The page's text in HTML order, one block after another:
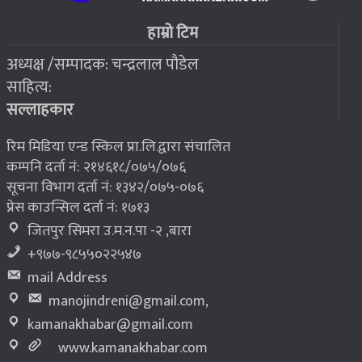
फोरम सुनसरीको अध्यक्षमा खत्वे विजयी
२०७६ बैशाख १३, शुक्रबार
८ भूकम्प पीडितलाई घर निर्माण गर्न लालपुर्जा
हाम्रो टिम
अध्यक्ष /सम्पादक: चन्द्रलाल पौडेल
साहित्य:
सल्लाहकार
रिम मिडिया एन्ड स्किल प्रा.लि.द्वारा संचालित
कम्पनि दर्ता नं: २१४६१८/०७५/०७६
सूचना विभाग दर्ता नं: १३४२/०७५-०७६
प्रेस काउन्सिल दर्ता नं: १७१३
जितपुर सिमरा उ.म.न.पा -२ ,बारा
+९७७-९८५५०२२५४७
mail Address
manojindreni@gmail.com,
kamanakhabar@gmail.com
www.kamanakhabar.com